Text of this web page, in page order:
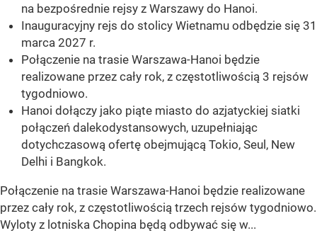
na bezpośrednie rejsy z Warszawy do Hanoi.
Inauguracyjny rejs do stolicy Wietnamu odbędzie się 31
marca 2027 r.
Połączenie na trasie Warszawa-Hanoi będzie
realizowane przez cały rok, z częstotliwością 3 rejsów
tygodniowo.
Hanoi dołączy jako piąte miasto do azjatyckiej siatki
połączeń dalekodystansowych, uzupełniając
dotychczasową ofertę obejmującą Tokio, Seul, New
Delhi i Bangkok.
Połączenie na trasie Warszawa-Hanoi będzie realizowane
przez cały rok, z częstotliwością trzech rejsów tygodniowo.
Wyloty z lotniska Chopina będą odbywać się w...